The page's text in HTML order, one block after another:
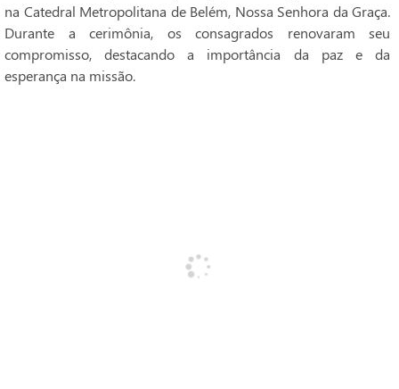
na Catedral Metropolitana de Belém, Nossa Senhora da Graça.
Durante a cerimônia, os consagrados renovaram seu
compromisso, destacando a importância da paz e da
esperança na missão.